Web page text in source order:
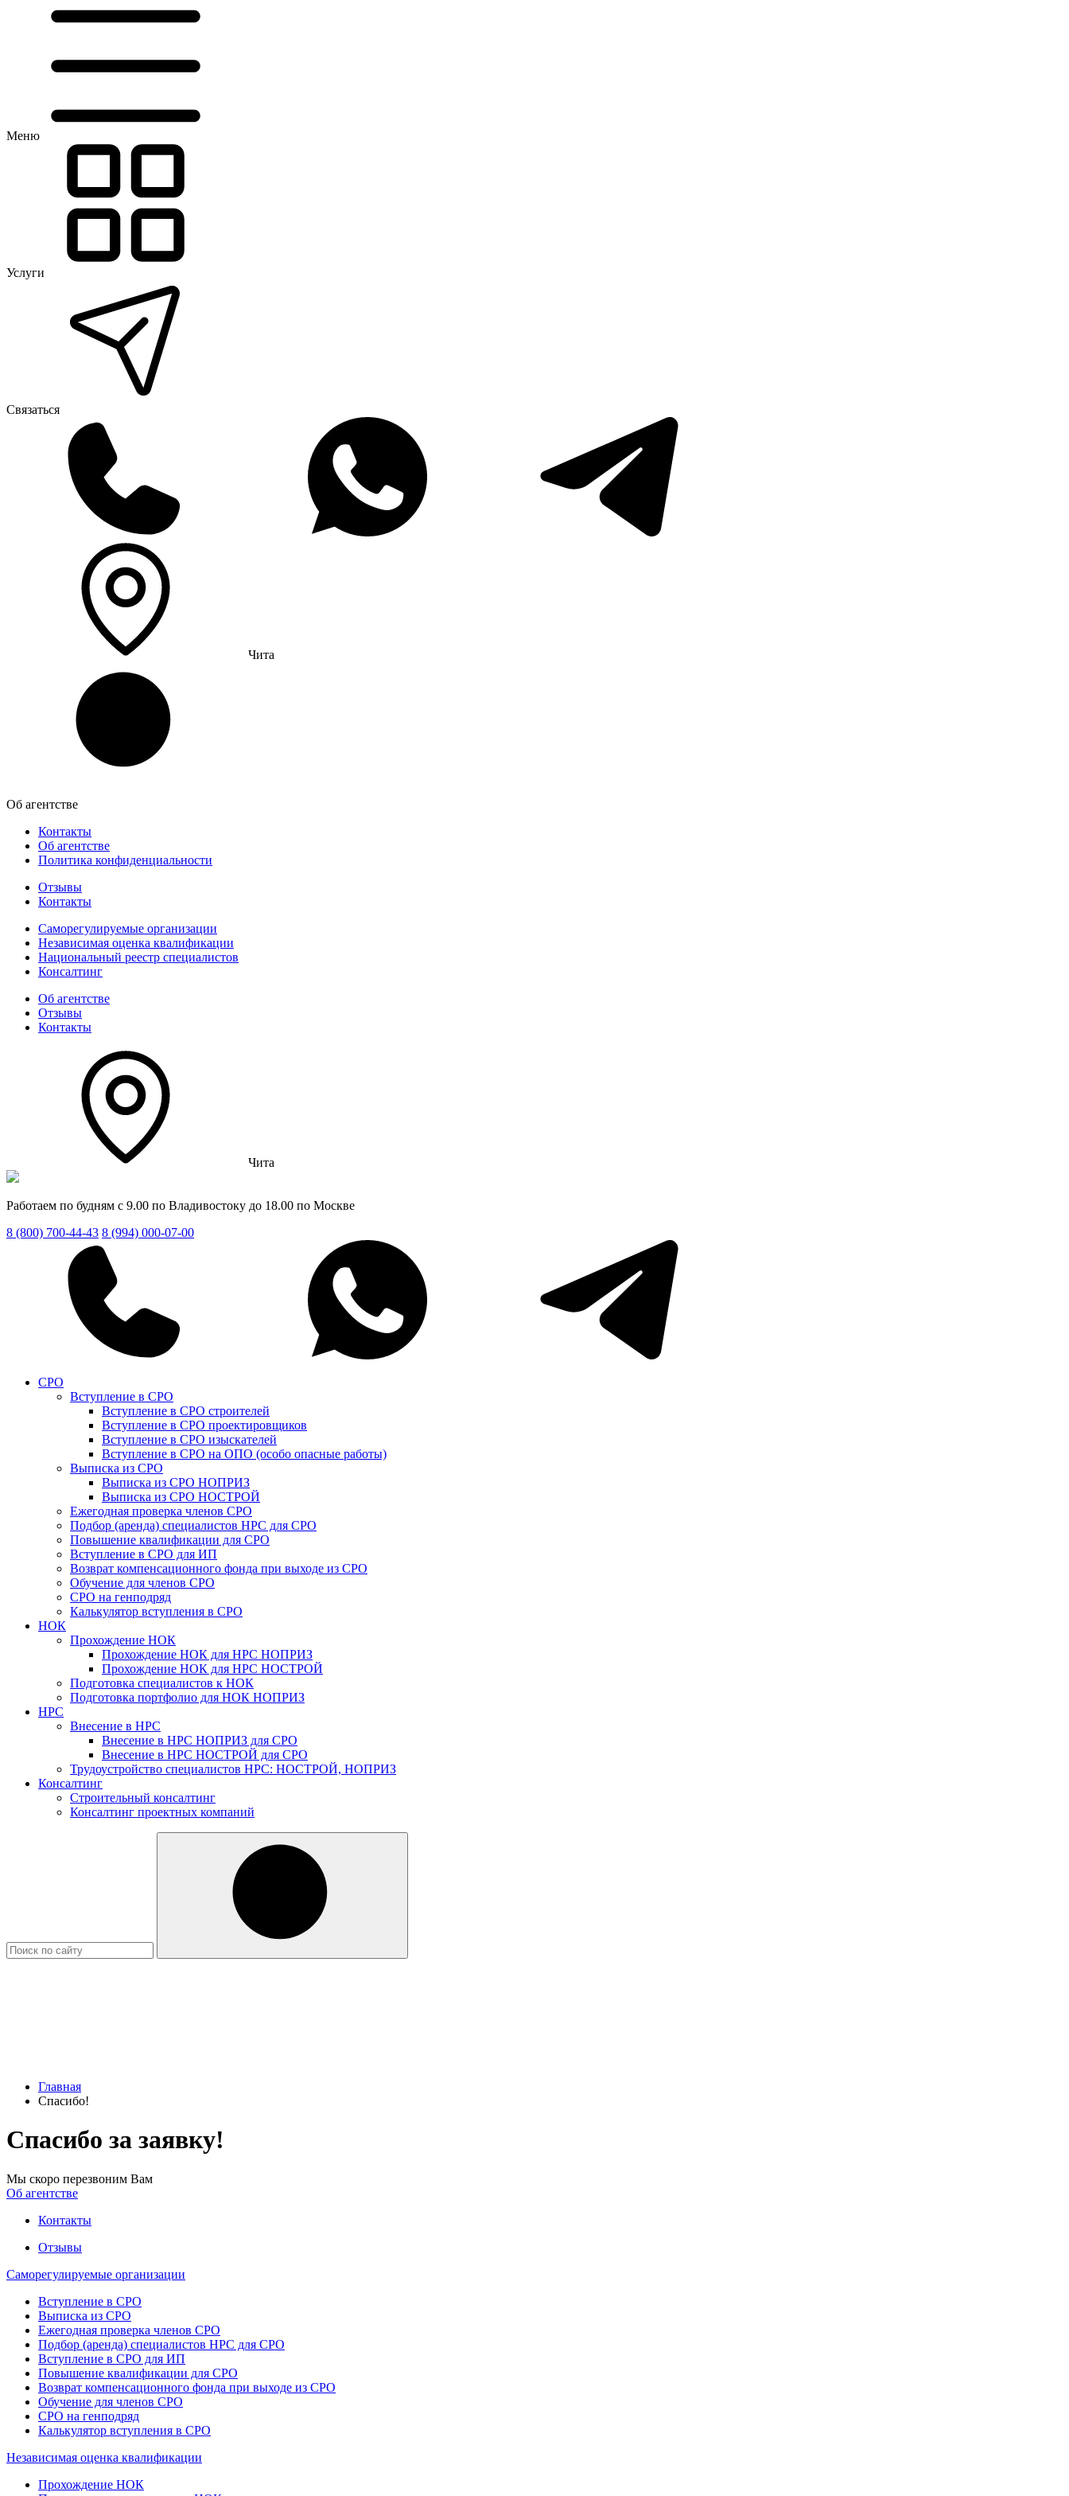
Меню
Услуги
Связаться
Чита
Об агентстве
Контакты
Об агентстве
Политика конфиденциальности
Отзывы
Контакты
Саморегулируемые организации
Независимая оценка квалификации
Национальный реестр специалистов
Консалтинг
Об агентстве
Отзывы
Контакты
Чита
Работаем по будням с 9.00 по Владивостоку до 18.00 по Москве
8 (800) 700-44-43 8 (994) 000-07-00
СРО
Вступление в СРО
Вступление в СРО строителей
Вступление в СРО проектировщиков
Вступление в СРО изыскателей
Вступление в СРО на ОПО (особо опасные работы)
Выписка из СРО
Выписка из СРО НОПРИЗ
Выписка из СРО НОСТРОЙ
Ежегодная проверка членов СРО
Подбор (аренда) специалистов НРС для СРО
Повышение квалификации для СРО
Вступление в СРО для ИП
Возврат компенсационного фонда при выходе из СРО
Обучение для членов СРО
СРО на генподряд
Калькулятор вступления в СРО
НОК
Прохождение НОК
Прохождение НОК для НРС НОПРИЗ
Прохождение НОК для НРС НОСТРОЙ
Подготовка специалистов к НОК
Подготовка портфолио для НОК НОПРИЗ
НРС
Внесение в НРС
Внесение в НРС НОПРИЗ для СРО
Внесение в НРС НОСТРОЙ для СРО
Трудоустройство специалистов НРС: НОСТРОЙ, НОПРИЗ
Консалтинг
Строительный консалтинг
Консалтинг проектных компаний
Главная
Спасибо!
Спасибо за заявку!
Мы скоро перезвоним Вам
Об агентстве
Контакты
Отзывы
Саморегулируемые организации
Вступление в СРО
Выписка из СРО
Ежегодная проверка членов СРО
Подбор (аренда) специалистов НРС для СРО
Вступление в СРО для ИП
Повышение квалификации для СРО
Возврат компенсационного фонда при выходе из СРО
Обучение для членов СРО
СРО на генподряд
Калькулятор вступления в СРО
Независимая оценка квалификации
Прохождение НОК